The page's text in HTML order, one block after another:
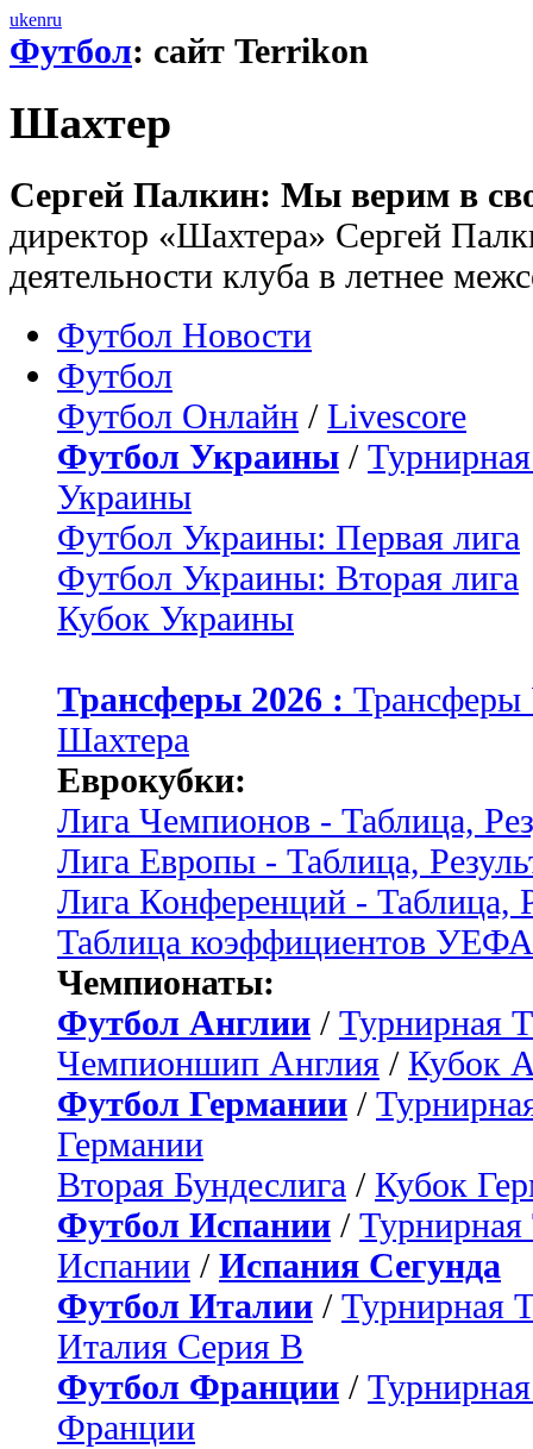
ukenru
Футбол: сайт Terrikon
Шахтер
Сергей Палкин: Мы верим в
директор «Шахтера» Сергей
деятельности клуба в летнее
Футбол Новости
Футбол
Футбол Онлайн / Livescore
Футбол Украины /
Украины
Футбол Украины: Первая лига
Футбол Украины: Вторая лига
Кубок Украины
Трансферы 2026 :
Шахтера
Еврокубки:
Лига Чемпионов - Таблица,
Лига Европы - Таблица,
Лига Конференций - Таблица,
Таблица коэффициентов УЕФА
Чемпионаты:
Футбол Англии / Турнирная
Чемпионшип Англия / Кубок
Футбол Германии /
Германии
Вторая Бундеслига / Кубок
Футбол Испании / Турнирная
Испании / Испания Сегунда
Футбол Италии / Турнирная
Италия Серия B
Футбол Франции /
Франции